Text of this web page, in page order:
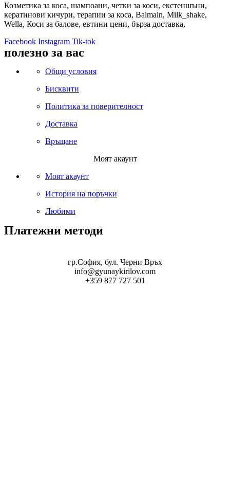
Козметика за коса, шампоани, четки за коси, екстеншъни,
кератинови кичури, терапии за коса, Balmain, Milk_shake,
Wella, Коси за балове, евтини цени, бърза доставка,
Facebook Instagram Tik-tok
полезно за вас
Общи условия
Бисквити
Политика за поверителност
Доставка
Връщане
Моят акаунт
Моят акаунт
История на поръчки
Любими
Платежни методи
гр.София, бул. Черни Връх
info@gyunaykirilov.com
+359 877 727 501